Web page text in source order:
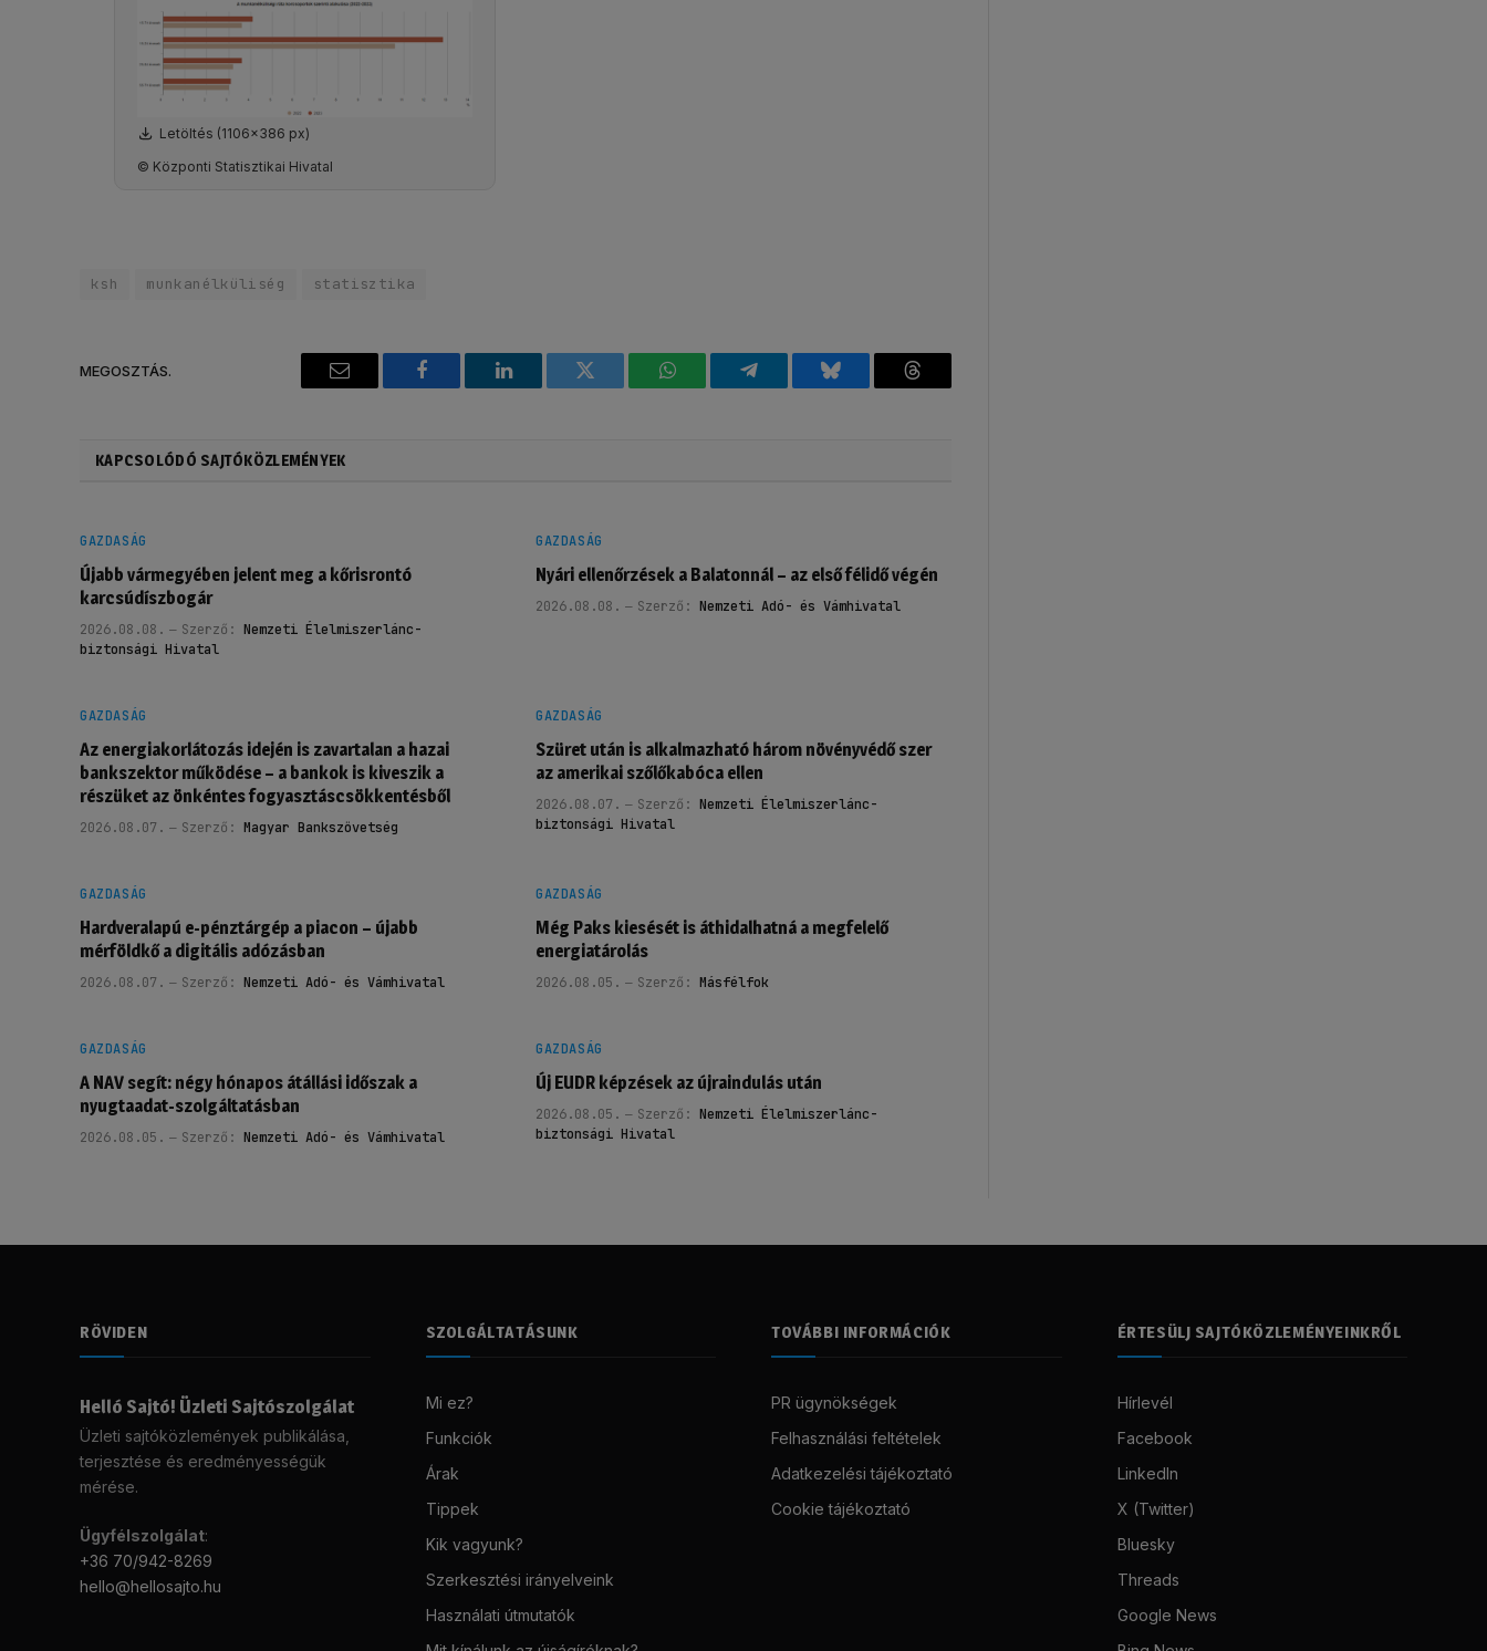
Letöltés (1106x386 px)
© Központi Statisztikai Hivatal
ksh munkanélküliség statisztika
MEGOSZTÁS.
Email Facebook LinkedIn Twitter WhatsAppTelegram Bluesky Threads
KAPCSOLÓDÓ SAJTÓKÖZLEMÉNYEK
GAZDASÁG
Újabb vármegyében jelent meg a kőrisrontó
karcsúdíszbogár
2026.08.08. Szerző: Nemzeti Élelmiszerlánc-
biztonsági Hivatal
GAZDASÁG
Nyári ellenőrzések a Balatonnál – az első félidő végén
2026.08.08. Szerző: Nemzeti Adó- és Vámhivatal
GAZDASÁG
Az energiakorlátozás idején is zavartalan a hazai
bankszektor működése – a bankok is kiveszik a
részüket az önkéntes fogyasztáscsökkentésből
2026.08.07. Szerző: Magyar Bankszövetség
GAZDASÁG
Szüret után is alkalmazható három növényvédő szer
az amerikai szőlőkabóca ellen
2026.08.07. Szerző: Nemzeti Élelmiszerlánc-
biztonsági Hivatal
GAZDASÁG
Hardveralapú e-pénztárgép a piacon – újabb
mérföldkő a digitális adózásban
2026.08.07. Szerző: Nemzeti Adó- és Vámhivatal
GAZDASÁG
Még Paks kiesését is áthidalhatná a megfelelő
energiatárolás
2026.08.05. Szerző: Másfélfok
GAZDASÁG
A NAV segít: négy hónapos átállási időszak a
nyugtaadat-szolgáltatásban
2026.08.05. Szerző: Nemzeti Adó- és Vámhivatal
GAZDASÁG
Új EUDR képzések az újraindulás után
2026.08.05. Szerző: Nemzeti Élelmiszerlánc-
biztonsági Hivatal
RÖVIDEN
Helló Sajtó! Üzleti Sajtószolgálat
Üzleti sajtóközlemények publikálása,
terjesztése és eredményességük
mérése.
Ügyfélszolgálat:
+36 70/942-8269
hello@hellosajto.hu
SZOLGÁLTATÁSUNK
Mi ez?
Funkciók
Árak
Tippek
Kik vagyunk?
Szerkesztési irányelveink
Használati útmutatók
TOVÁBBI INFORMÁCIÓK
PR ügynökségek
Felhasználási feltételek
Adatkezelési tájékoztató
Cookie tájékoztató
ÉRTESÜLJ SAJTÓKÖZLEMÉNYEINKRŐL
Hírlevél
Facebook
LinkedIn
X (Twitter)
Bluesky
Threads
Google News